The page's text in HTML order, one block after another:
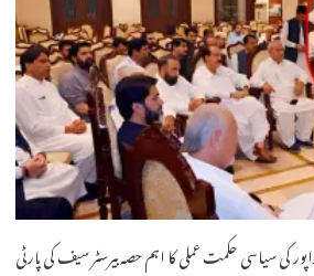
کی سیاسی حکمت عملی کا اہم حصہ بیرسٹر سیف کی پارٹی